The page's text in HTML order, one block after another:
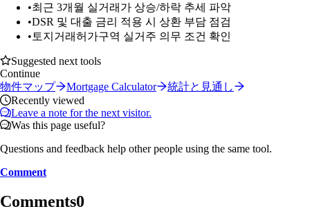
•최근 3개월 실거래가 상승/하락 추세 파악
•DSR 및 대출 금리 적용 시 상환 부담 점검
• 토지거래허가구역 실거주 의무 조건 확인
Suggested next tools
Continue
物件マップ
Mortgage Calculator
統計と見通し
Recently viewed
Leave a note for the next visitor.
Was this page useful?
Questions and feedback help other people using the same tool.
Comment
Comments0